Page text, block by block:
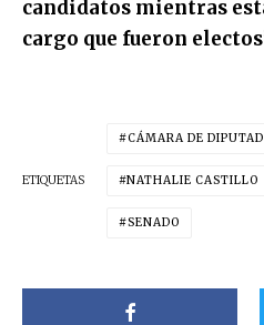
candidatos mientras
cargo que fueron electos
ETIQUETAS
CÁMARA DE
NATHALIE CASTILLO
SENADO